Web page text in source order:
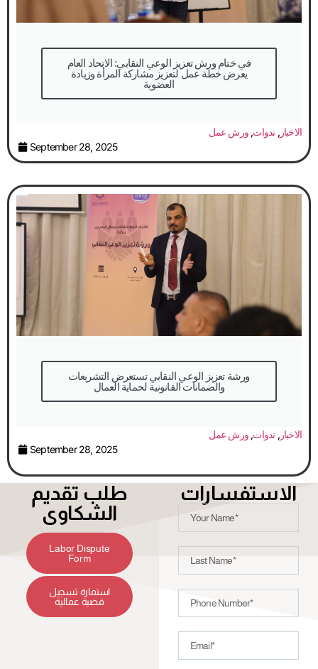
في ختام ورش تعزيز الوعي النقابي: الاتحاد العام
يعرض خطة عمل لتعزيز مشاركة المرأة وزيادة
العضوية
الاخبار, ندوات,ورش عمل
September 28, 2025
والضمانات القانونية لحماية العمال
الاخبار, ندوات,ورش عمل
September 28, 2025
طلب تقديم
الشكاوى
Labor Dispute
Form
استمارة تسجيل
قضية عمالية
الاستفسارات